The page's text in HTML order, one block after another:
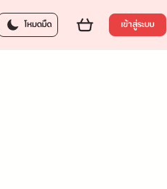
โหมดมืด เข้าสู่ระบบ
279.00 บาทส่งของขวัญ